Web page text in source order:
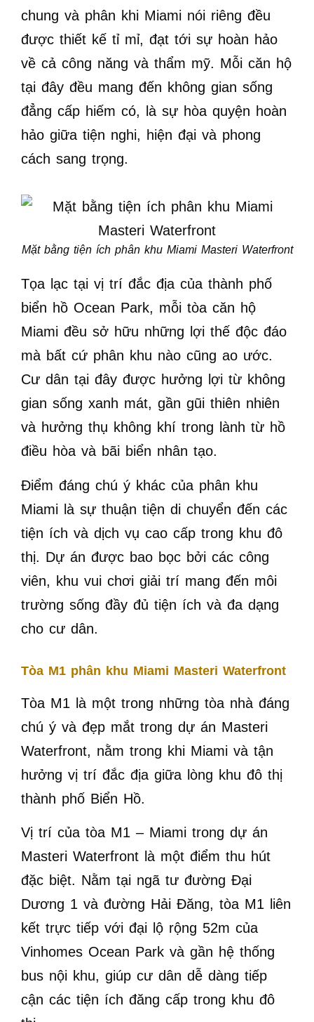
chung và phân khi Miami nói riêng đều
được thiết kế tỉ mỉ, đạt tới sự hoàn hảo
về cả công năng và thẩm mỹ. Mỗi căn hộ
tại đây đều mang đến không gian sống
đẳng cấp hiếm có, là sự hòa quyện hoàn
hảo giữa tiện nghi, hiện đại và phong
cách sang trọng.
Mặt bằng tiện ích phân khu Miami Masteri Waterfront
Tọa lạc tại vị trí đắc địa của thành phố
biển hồ Ocean Park, mỗi tòa căn hộ
Miami đều sở hữu những lợi thế độc đáo
mà bất cứ phân khu nào cũng ao ước.
Cư dân tại đây được hưởng lợi từ không
gian sống xanh mát, gần gũi thiên nhiên
và hưởng thụ không khí trong lành từ hồ
điều hòa và bãi biển nhân tạo.
Điểm đáng chú ý khác của phân khu
Miami là sự thuận tiện di chuyển đến các
tiện ích và dịch vụ cao cấp trong khu đô
thị. Dự án được bao bọc bởi các công
viên, khu vui chơi giải trí mang đến môi
trường sống đầy đủ tiện ích và đa dạng
cho cư dân.
Tòa M1 phân khu Miami Masteri Waterfront
Tòa M1 là một trong những tòa nhà đáng
chú ý và đẹp mắt trong dự án Masteri
Waterfront, nằm trong khi Miami và tận
hưởng vị trí đắc địa giữa lòng khu đô thị
thành phố Biển Hồ.
Vị trí của tòa M1 – Miami trong dự án
Masteri Waterfront là một điểm thu hút
đặc biệt. Nằm tại ngã tư đường Đại
Dương 1 và đường Hải Đăng, tòa M1 liên
kết trực tiếp với đại lộ rộng 52m của
Vinhomes Ocean Park và gần hệ thống
bus nội khu, giúp cư dân dễ dàng tiếp
cận các tiện ích đăng cấp trong khu đô